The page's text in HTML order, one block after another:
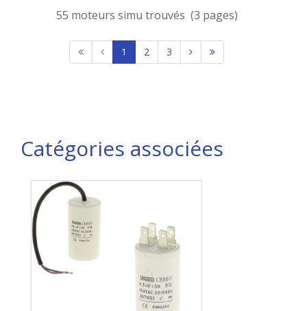
55 moteurs simu trouvés (3 pages)
1 2 3
Catégories associées